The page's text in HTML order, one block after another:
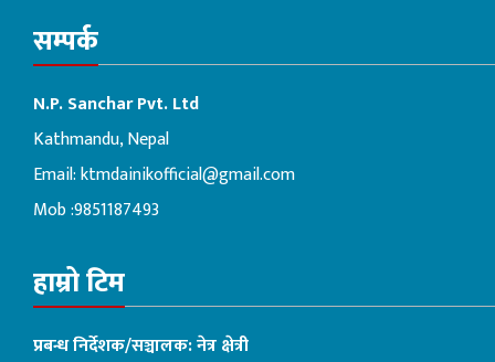
सम्पर्क
N.P. Sanchar Pvt. Ltd
Kathmandu, Nepal
Email:ktmdainikofficial@gmail.com
Mob :9851187493
हाम्रो टिम
प्रबन्ध निर्देशक/सञ्चालक: नेत्र क्षेत्री